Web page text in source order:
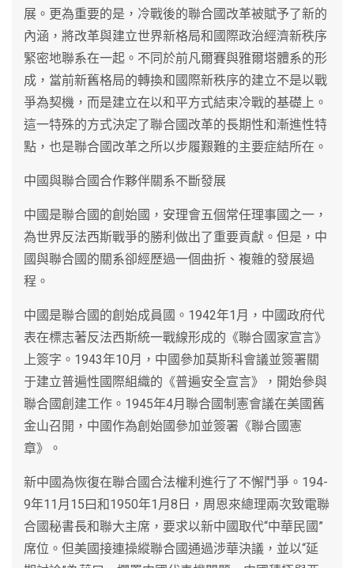
展。更為重要的是，冷戰後的聯合國改革被賦予了新的
內涵，將改革與建立世界新格局和國際政治經濟新秩序
緊密地聯系在一起。不同於前凡爾賽與雅爾塔體系的形
成，當前新舊格局的轉換和國際新秩序的建立不是以戰
爭為契機，而是建立在以和平方式結束冷戰的基礎上。
這一特殊的方式決定了聯合國改革的長期性和漸進性特
點，也是聯合國改革之所以步履艱難的主要症結所在。
中國與聯合國合作夥伴關系不斷發展
中國是聯合國的創始國，安理會五個常任理事國之一，
為世界反法西斯戰爭的勝利做出了重要貢獻。但是，中
國與聯合國的關系卻經歷過一個曲折、複雜的發展過
程。
中國是聯合國的創始成員國。1942年1月，中國政府代
表在標志著反法西斯統一戰線形成的《聯合國家宣言》
上簽字。1943年10月，中國參加莫斯科會議並簽署關
于建立普遍性國際組織的《普遍安全宣言》，開始參與
聯合國創建工作。1945年4月聯合國制憲會議在美國舊
金山召開，中國作為創始國參加並簽署《聯合國憲
章》。
新中國為恢復在聯合國合法權利進行了不懈鬥爭。194-
9年11月15曰和1950年1月8日，周恩來總理兩次致電聯
合國秘書長和聯大主席，要求以新中國取代“中華民國”
席位。但美國接連操縱聯合國通過涉華決議，並以“延